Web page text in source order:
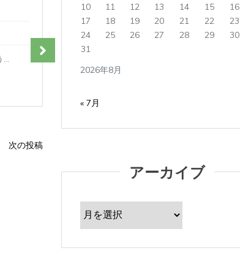
TikTokは面白い
2025年2月24日 3 words
次の投稿
2026年8月
10
11 12 13 14 15
16
17
18 19 20 21 22
23
24
25 26 27 28 29
30
31
« 7月
アーカイブ
ー
カ
イ